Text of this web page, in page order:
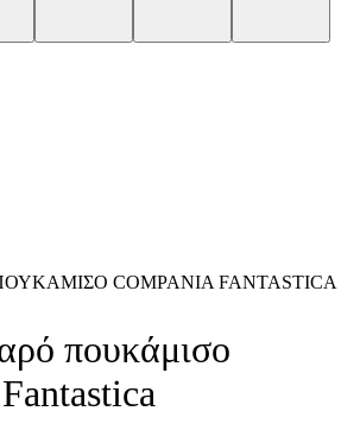
COMPANIA FANTASTICA
πουκάμισο